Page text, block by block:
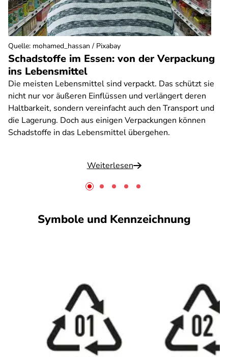
Schadstoffe im Essen: von der Verpackung
ins Lebensmittel
Die meisten Lebensmittel sind verpackt. Das schützt sie
nicht nur vor äußeren Einflüssen und verlängert deren
Haltbarkeit, sondern vereinfacht auch den Transport und
die Lagerung. Doch aus einigen Verpackungen können
Schadstoffe in das Lebensmittel übergehen.
Weiterlesen
Quelle: mohamed_hassan / Pixabay
Symbole und Kennzeichnung